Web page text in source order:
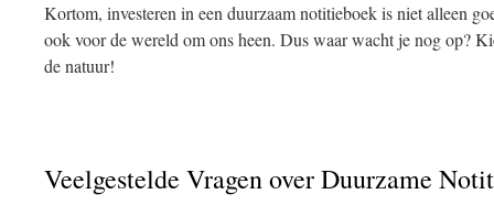
Kortom, investeren in een duurzaam notitieboek is niet alleen
ook voor de wereld om ons heen. Dus waar wacht je nog op?
de natuur!
Veelgestelde Vragen over Duurzame